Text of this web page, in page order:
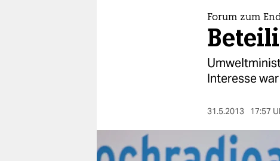
berlin
Forum zum
Interesse
31.5.2013 17:57